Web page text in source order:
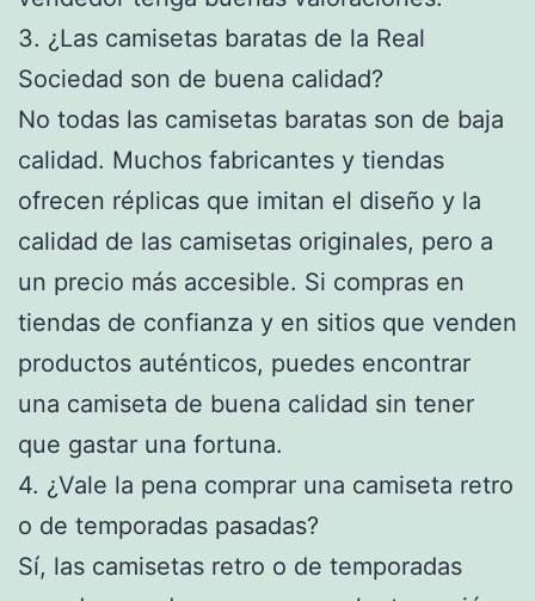
3. ¿Las camisetas baratas de la Real
Sociedad son de buena calidad?
No todas las camisetas baratas son de baja
calidad. Muchos fabricantes y tiendas
ofrecen réplicas que imitan el diseño y la
calidad de las camisetas originales, pero a
un precio más accesible. Si compras en
tiendas de confianza y en sitios que venden
productos auténticos, puedes encontrar
una camiseta de buena calidad sin tener
que gastar una fortuna.
4. ¿Vale la pena comprar una camiseta retro
o de temporadas pasadas?
Sí, las camisetas retro o de temporadas